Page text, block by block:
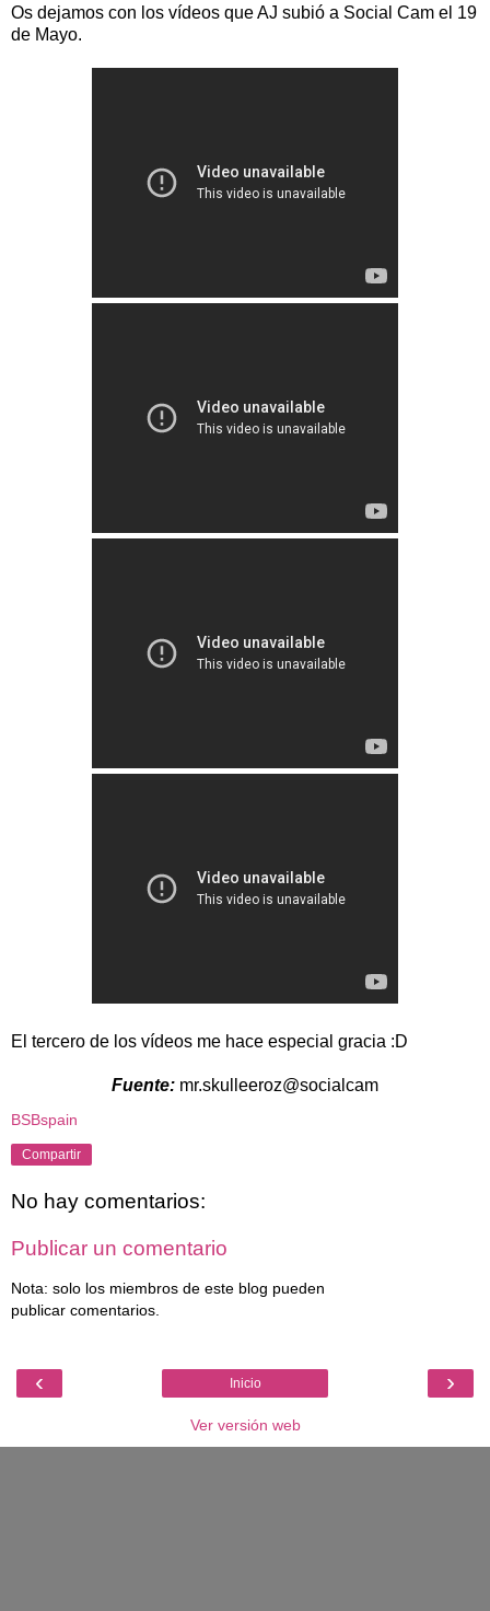
Os dejamos con los vídeos que AJ subió a Social Cam el 19
de Mayo.
El tercero de los vídeos me hace especial gracia :D
Fuente: mr.skulleeroz@socialcam
BSBspain
Compartir
No hay comentarios:
Publicar un comentario
Nota: solo los miembros de este blog pueden
publicar comentarios.
‹ ›
Inicio
Ver versión web